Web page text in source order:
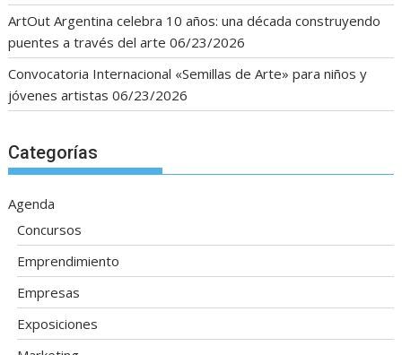
ArtOut Argentina celebra 10 años: una década construyendo
puentes a través del arte 06/23/2026
Convocatoria Internacional «Semillas de Arte» para niños y
jóvenes artistas 06/23/2026
Categorías
Agenda
Concursos
Emprendimiento
Empresas
Exposiciones